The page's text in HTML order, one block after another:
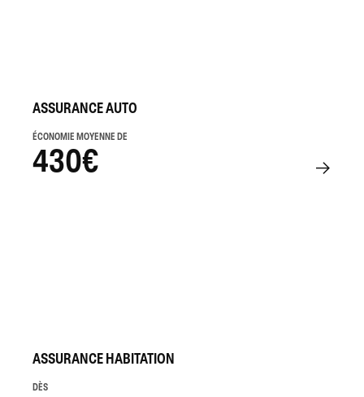
ASSURANCE AUTO
ÉCONOMIE MOYENNE DE
430€
ASSURANCE HABITATION
DÈS